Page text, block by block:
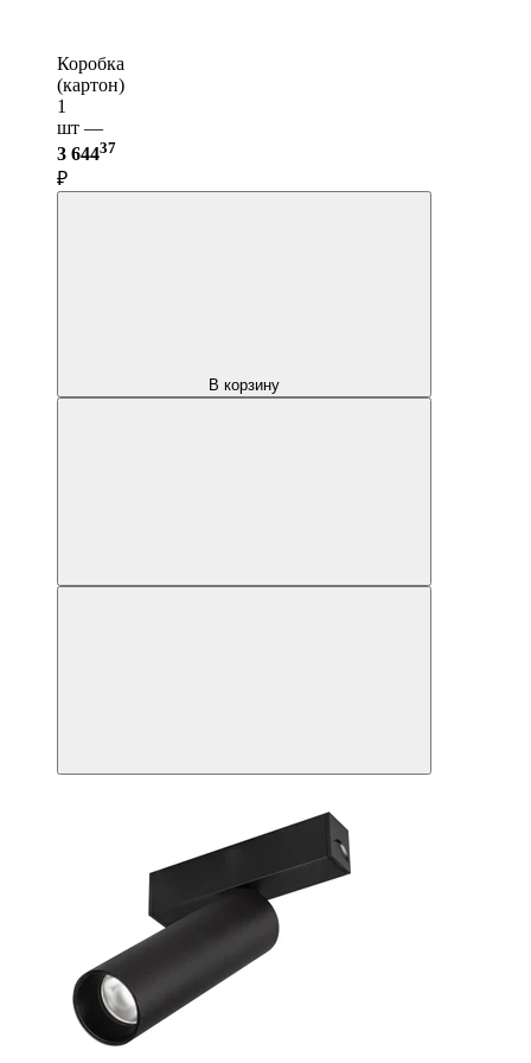
Коробка
(картон)
1
шт —
3 64437
₽
В корзину